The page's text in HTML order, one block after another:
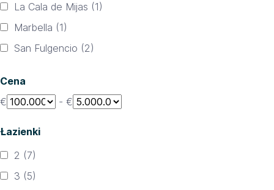
La Cala de Mijas (1)
Marbella (1)
San Fulgencio (2)
Cena
€
- €
Łazienki
2 (7)
3 (5)